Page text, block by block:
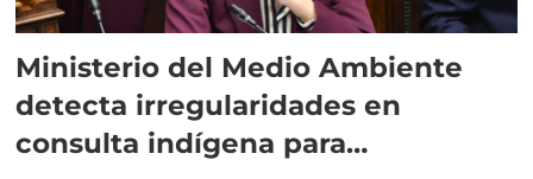
Ministerio del Medio Ambiente
detecta irregularidades en
consulta indígena para